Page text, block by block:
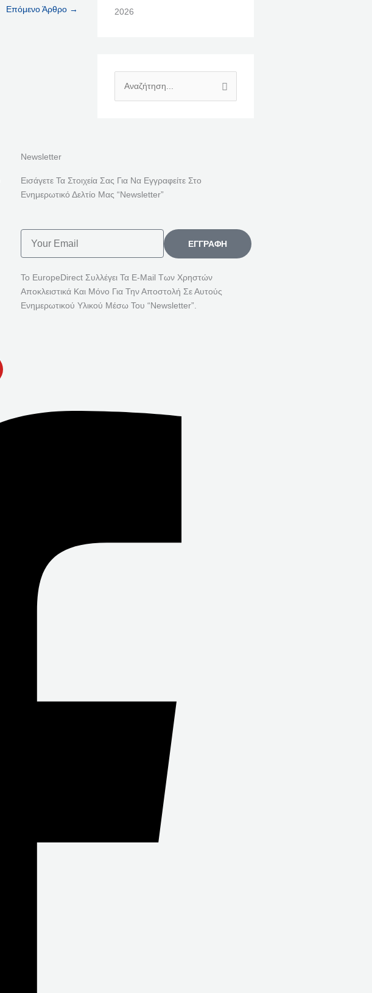
Επόμενο Άρθρο →
2026
Η
Ι
Α
Newsletter
Εισάγετε Τα Στοιχεία Σας Για Να Εγγραφείτε Στο
Ενημερωτικό Δελτίο Μας “Newsletter”
ΕΓΓΡΑΦΉ
Το EuropeDirect Συλλέγει Τα E-Mail Των Χρηστών
Αποκλειστικά Και Μόνο Για Την Αποστολή Σε Αυτούς
Ενημερωτικού Υλικού Μέσω Του “Newsletter”.